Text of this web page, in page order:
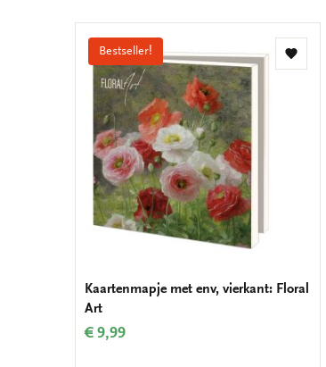
Bestseller!
Kaartenmapje met env, vierkant: Floral
Art
€ 9,99